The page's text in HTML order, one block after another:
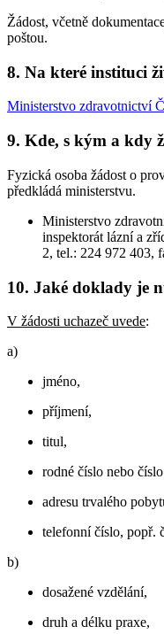
Žádost, včetně
poštou.
8. Na které instituci
Ministerstvo zdravotnictví
9. Kde, s kým a kdy
Fyzická osoba žádost o
předkládá ministerstvu.
Ministerstvo
inspektorát lázní a
2, tel.: 224 972 403,
10. Jaké doklady je
V žádosti uchazeč uvede:
a)
jméno,
příjmení,
titul,
rodné číslo nebo
adresu trvalého
telefonní číslo, popř.
b)
dosažené vzdělání,
druh a délku praxe,